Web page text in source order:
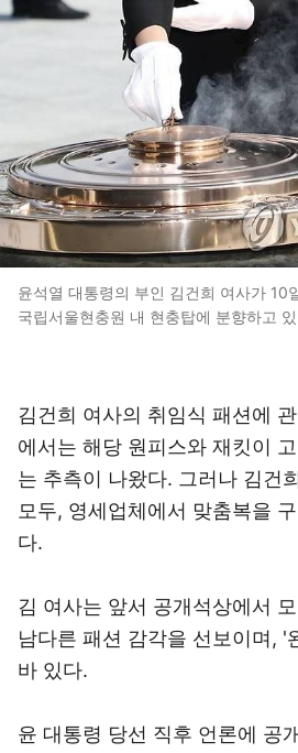
윤석열 대통령의 부인 김건희 여사가 10
국립서울현충원 내 현충탑에 분향하고
김건희 여사의 취임식 패션에
에서는 해당 원피스와 재킷이
는 추측이 나왔다. 그러나 김건
모두, 영세업체에서 맞춤복을
다.
김 여사는 앞서 공개석상에서
남다른 패션 감각을 선보이며, '
바 있다.
윤 대통령 당선 직후 언론에 공